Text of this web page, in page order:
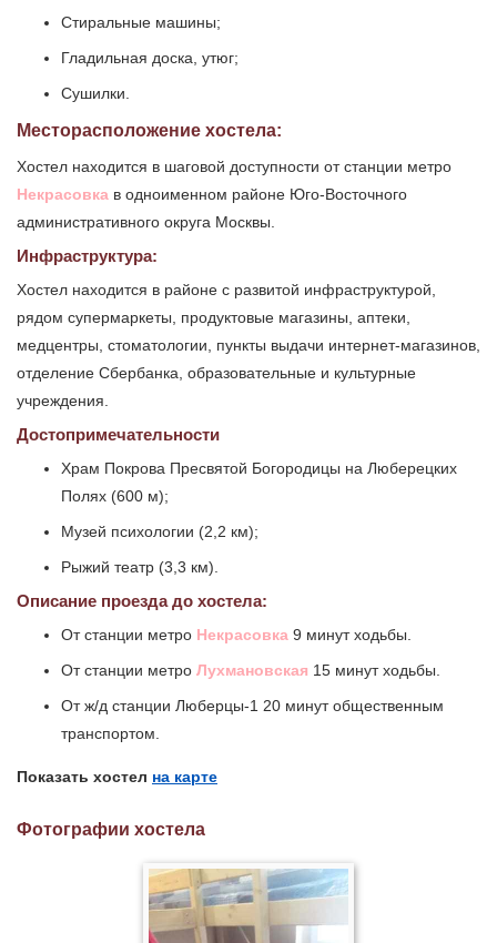
Стиральные машины;
Гладильная доска, утюг;
Сушилки.
Месторасположение хостела:
Хостел находится в шаговой доступности от станции метро
Некрасовка в одноименном районе Юго-Восточного
административного округа Москвы.
Инфраструктура:
Хостел находится в районе с развитой инфраструктурой,
рядом супермаркеты, продуктовые магазины, аптеки,
медцентры, стоматологии, пункты выдачи интернет-магазинов,
отделение Сбербанка, образовательные и культурные
учреждения.
Достопримечательности
Храм Покрова Пресвятой Богородицы на Люберецких
Полях (600 м);
Музей психологии (2,2 км);
Рыжий театр (3,3 км).
Описание проезда до хостела:
От станции метро Некрасовка 9 минут ходьбы.
От станции метро Лухмановская 15 минут ходьбы.
От ж/д станции Люберцы-1 20 минут общественным
транспортом.
Показать хостел на карте
Фотографии хостела